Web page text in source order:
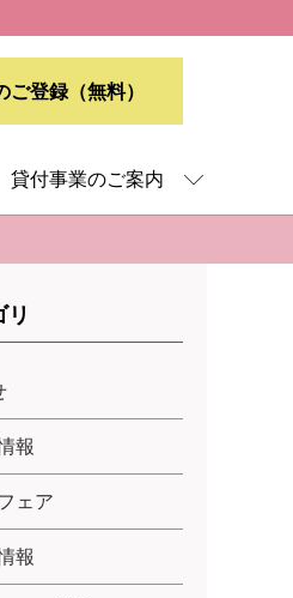
貸付事業のご案内
持つ保育士に対する
資金貸付
雇上費貸付
登録（無料）
リ
報
ェア
報